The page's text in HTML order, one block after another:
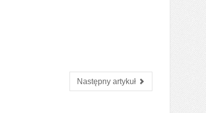
Następny artykuł